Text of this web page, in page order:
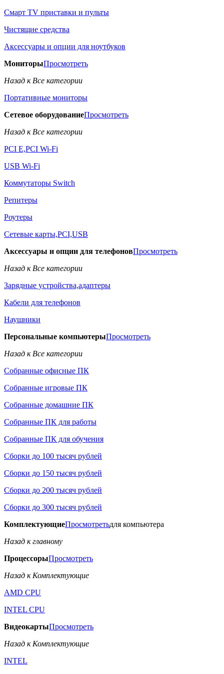
Смарт TV приставки и пульты
Чистящие средства
Аксессуары и опции для ноутбуков
МониторыПросмотреть
Назад к Все категории
Портативные мониторы
Сетевое оборудованиеПросмотреть
Назад к Все категории
PCI E,PCI Wi-Fi
USB Wi-Fi
Коммутаторы Switch
Репитеры
Роутеры
Сетевые карты,PCI,USB
Аксессуары и опции для телефоновПросмотреть
Назад к Все категории
Зарядные устройства,адаптеры
Кабели для телефонов
Наушники
Персональные компьютерыПросмотреть
Назад к Все категории
Собранные офисные ПК
Собранные игровые ПК
Собранные домашние ПК
Собранные ПК для работы
Собранные ПК для обучения
Сборки до 100 тысяч рублей
Сборки до 150 тысяч рублей
Сборки до 200 тысяч рублей
Сборки до 300 тысяч рублей
КомплектующиеПросмотретьдля компьютера
Назад к главному
ПроцессорыПросмотреть
Назад к Комплектующие
AMD CPU
INTEL CPU
ВидеокартыПросмотреть
Назад к Комплектующие
INTEL